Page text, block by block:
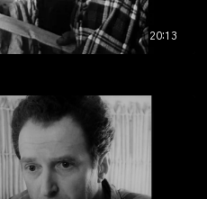
20:13